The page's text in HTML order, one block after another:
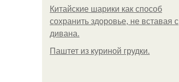
Китайские шарики как способ
сохранить здоровье, не вставая с
дивана.
Паштет из куриной грудки.